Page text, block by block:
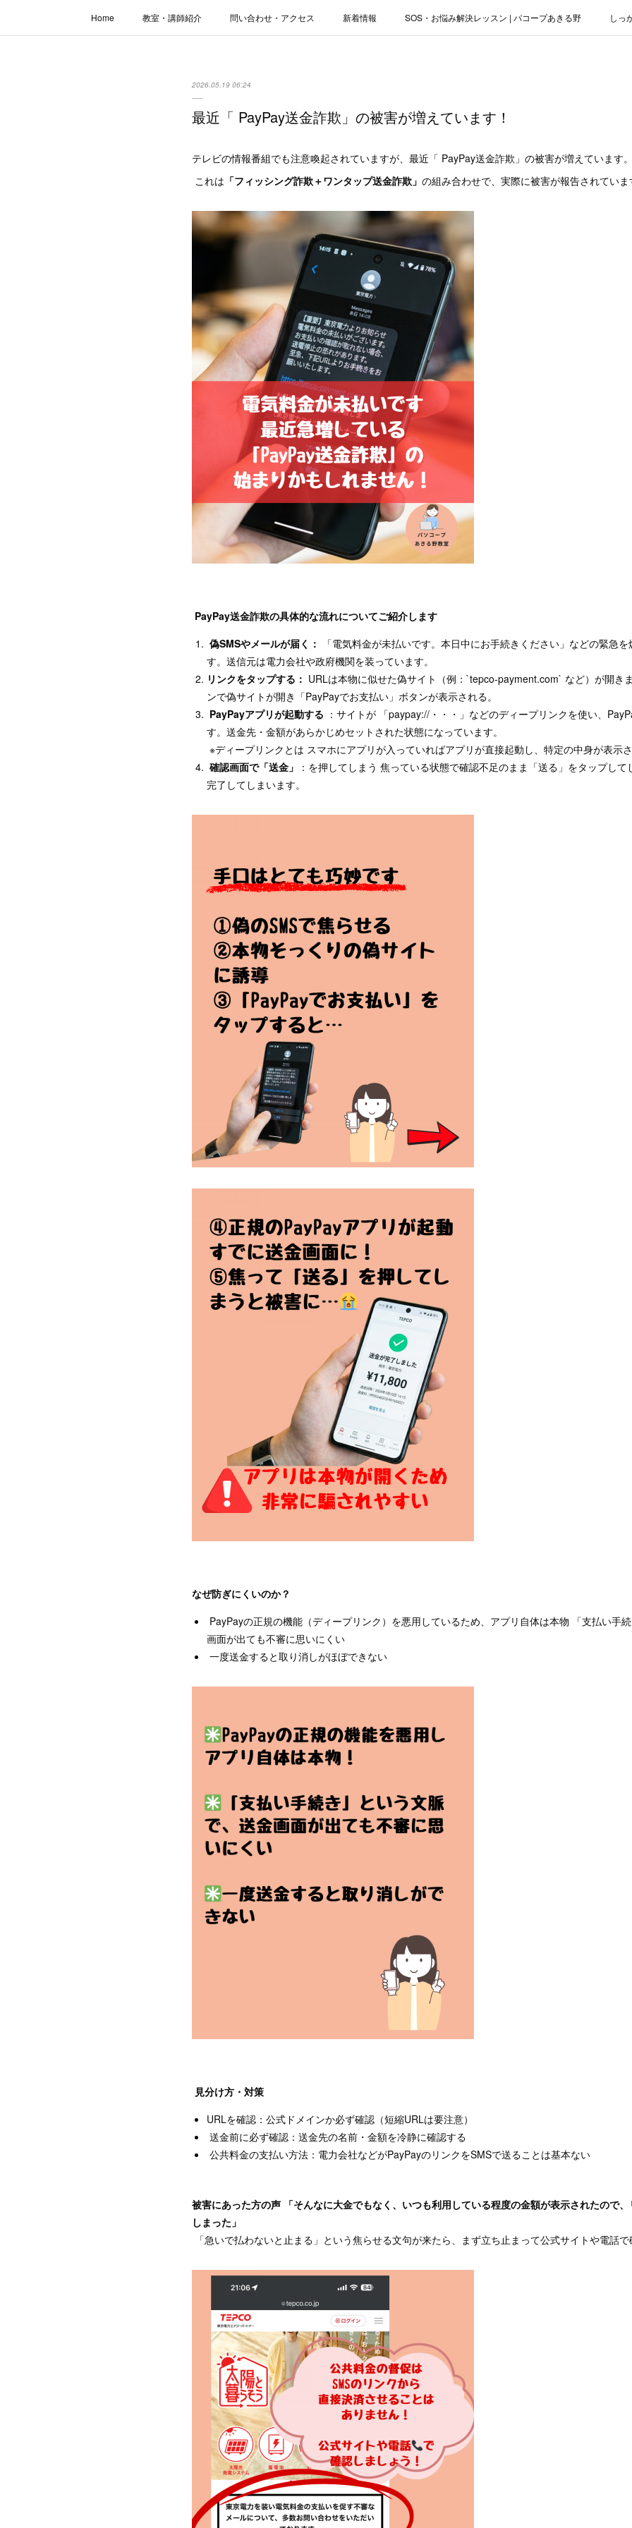
Home 教室・講師紹介 問い合わせ・アクセス 新着情報 SOS・お悩み解決レッスン | パコープあきる野 しっ
2026.05.19 06:24
最近「 PayPay送金詐欺」の被害が増えています！
テレビの情報番組でも注意喚起されていますが、最近「 PayPay送金詐欺」の被害が増えています。
これは 「フィッシング詐欺＋ワンタップ送金詐欺」 の組み合わせで、実際に被害が報告されていま
PayPay送金詐欺の具体的な流れについてご紹介します
偽SMSやメールが届く：
「電気料金が未払いです。本日中にお手続きください」などの緊急
す。送信元は電力会社や政府機関を装っています。
リンクをタップする： URLは本物に似せた偽サイト（例：`tepco-payment.com` など）が開き
ンで偽サイトが開き「PayPayでお支払い」ボタンが表示される。
PayPayアプリが起動する ：サイトが 「paypay://・・・」などのディープリンクを使い、
す。送金先・金額があらかじめセットされた状態になっています。
※ディープリンクとは スマホにアプリが入っていればアプリが直接起動し、特定の中身が表示さ
確認画面で「送金」
：を押してしまう 焦っている状態で確認不足のまま「送る」をタップし
完了してしまいます。
なぜ防ぎにくいのか？
PayPayの正規の機能（ディープリンク）を悪用しているため、アプリ自体は本物 「支払い手
画面が出ても不審に思いにくい
一度送金すると取り消しがほぼできない
見分け方・対策
URLを確認：公式ドメインか必ず確認（短縮URLは要注意）
送金前に必ず確認：送金先の名前・金額を冷静に確認する
公共料金の支払い方法：電力会社などがPayPayのリンクをSMSで送ることは基本ない
被害にあった方の声 「そんなに大金でもなく、いつも利用している程度の金額が表示されたので
しまった」
「急いで払わないと止まる」という焦らせる文句が来たら、まず立ち止まって公式サイトや電話で